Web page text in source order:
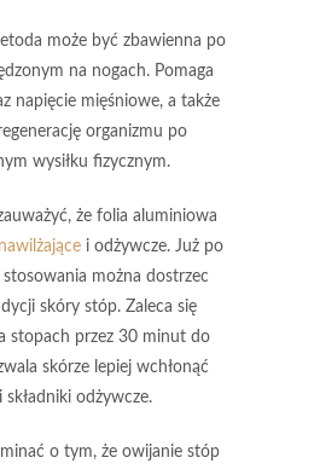
może być zbawienna po
na nogach. Pomaga
napięcie mięśniowe, a także
organizmu po
wysiłku fizycznym.
że folia aluminiowa
i odżywcze. Już po
można dostrzec
skóry stóp. Zaleca się
stopach przez 30 minut do
skórze lepiej wchłonąć
składniki odżywcze.
o tym, że owijanie stóp